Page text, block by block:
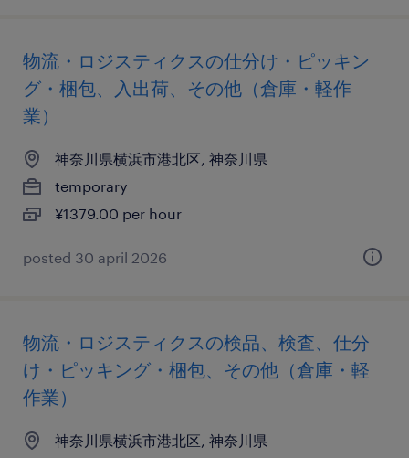
物流・ロジスティクスの仕分け・ピッキン
グ・梱包、入出荷、その他（倉庫・軽作
業）
神奈川県横浜市港北区, 神奈川県
temporary
¥1379.00 per hour
posted 30 april 2026
物流・ロジスティクスの検品、検査、仕分
け・ピッキング・梱包、その他（倉庫・軽
作業）
神奈川県横浜市港北区, 神奈川県